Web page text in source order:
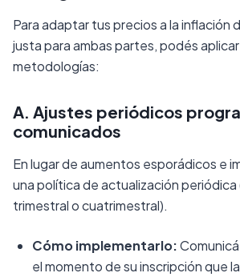
Para adaptar tus precios a la inflación
justa para ambas partes, podés
metodologías:
A. Ajustes periódicos
comunicados
En lugar de aumentos esporádicos e
una política de actualización
trimestral o cuatrimestral).
Cómo implementarlo:
el momento de su inscripción que